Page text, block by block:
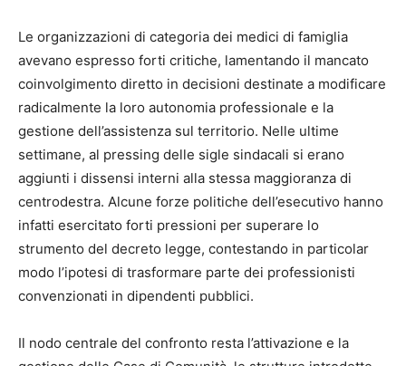
Le organizzazioni di categoria dei medici di famiglia
avevano espresso forti critiche, lamentando il mancato
coinvolgimento diretto in decisioni destinate a modificare
radicalmente la loro autonomia professionale e la
gestione dell’assistenza sul territorio. Nelle ultime
settimane, al pressing delle sigle sindacali si erano
aggiunti i dissensi interni alla stessa maggioranza di
centrodestra. Alcune forze politiche dell’esecutivo hanno
infatti esercitato forti pressioni per superare lo
strumento del decreto legge, contestando in particolar
modo l’ipotesi di trasformare parte dei professionisti
convenzionati in dipendenti pubblici.
Il nodo centrale del confronto resta l’attivazione e la